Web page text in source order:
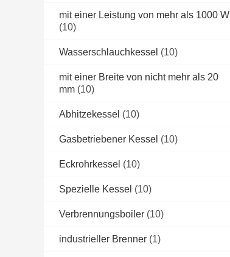
mit einer Leistung von mehr als 1000 W
(10)
Wasserschlauchkessel (10)
mit einer Breite von nicht mehr als 20
mm (10)
Abhitzekessel (10)
Gasbetriebener Kessel (10)
Eckrohrkessel (10)
Spezielle Kessel (10)
Verbrennungsboiler (10)
industrieller Brenner (1)